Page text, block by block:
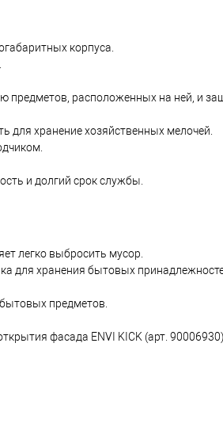
корпуса.
предметов, расположенных на ней, и
для хранение хозяйственных мелочей.
и долгий срок службы.
легко выбросить мусор.
для хранения бытовых
предметов.
фасада ENVI KICK (арт.